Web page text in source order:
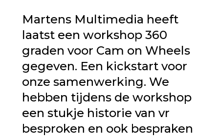
Martens Multimedia heeft
laatst een workshop 360
graden voor Cam on Wheels
gegeven. Een kickstart voor
onze samenwerking. We
hebben tijdens de workshop
een stukje historie van vr
besproken en ook bespraken